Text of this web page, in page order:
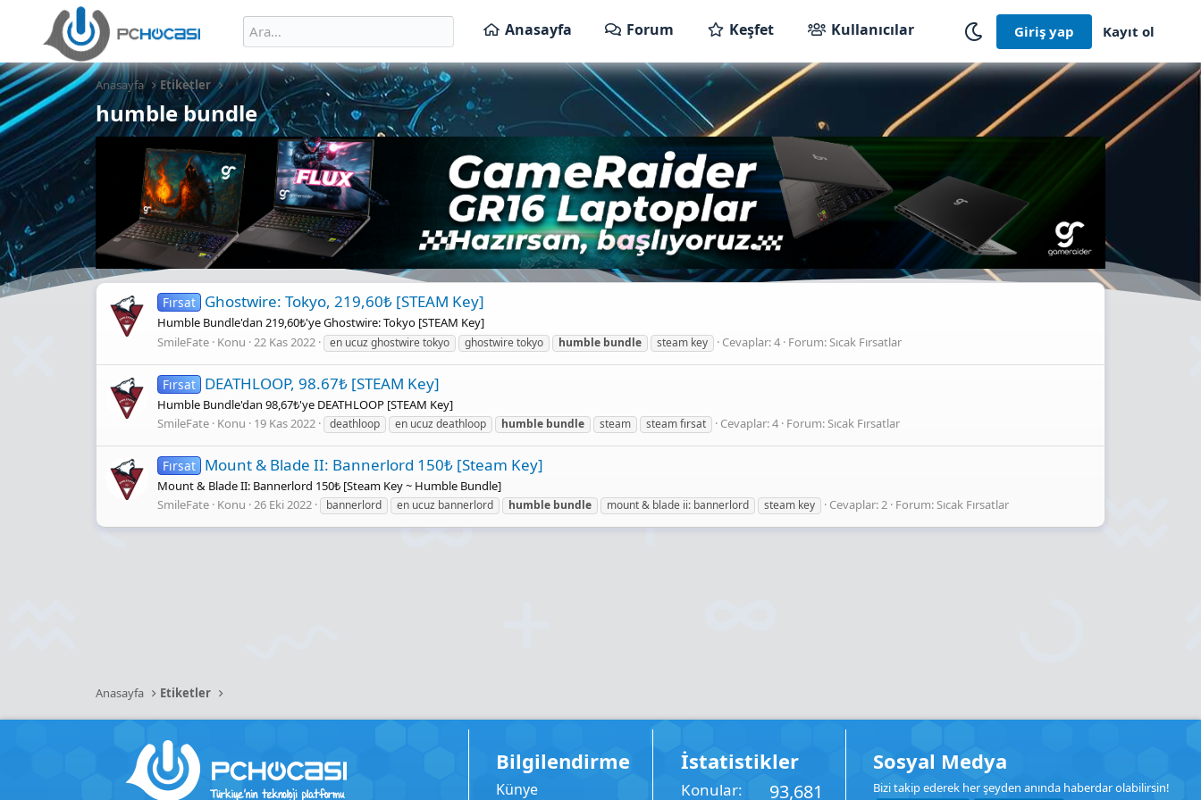
Anasayfa Forum Keşfet Kullanıcılar Giriş yap Kayıt ol
Anasayfa Etiketler
humble bundle
Fırsat Ghostwire: Tokyo, 219,60₺ [STEAM Key]
Humble Bundle'dan 219,60₺'ye Ghostwire: Tokyo [STEAM Key]
SmileFate Konu 22 Kas 2022 en ucuz ghostwire tokyo ghostwire tokyo humble bundle steam key Cevaplar: 4 Forum: Sıcak Fırsatlar
Fırsat DEATHLOOP, 98.67₺ [STEAM Key]
Humble Bundle'dan 98,67₺'ye DEATHLOOP [STEAM Key]
SmileFate Konu 19 Kas 2022 deathloop en ucuz deathloop humble bundle steam steam fırsat Cevaplar: 4 Forum:Sıcak Fırsatlar
Fırsat Mount & Blade II: Bannerlord 150₺ [Steam Key]
Mount & Blade II: Bannerlord 150₺ [Steam Key ~ Humble Bundle]
SmileFate Konu 26 Eki 2022 bannerlord en ucuz bannerlord humble bundle mount & blade ii: bannerlord steam key Cevaplar: 2 Forum:Sıcak Fırsatlar
Anasayfa Etiketler
Bilgilendirme
Künye
İstatistikler
Konular 93,681
Sosyal Medya
Bizi takip ederek her şeyden anında haberdar olabilirsin!